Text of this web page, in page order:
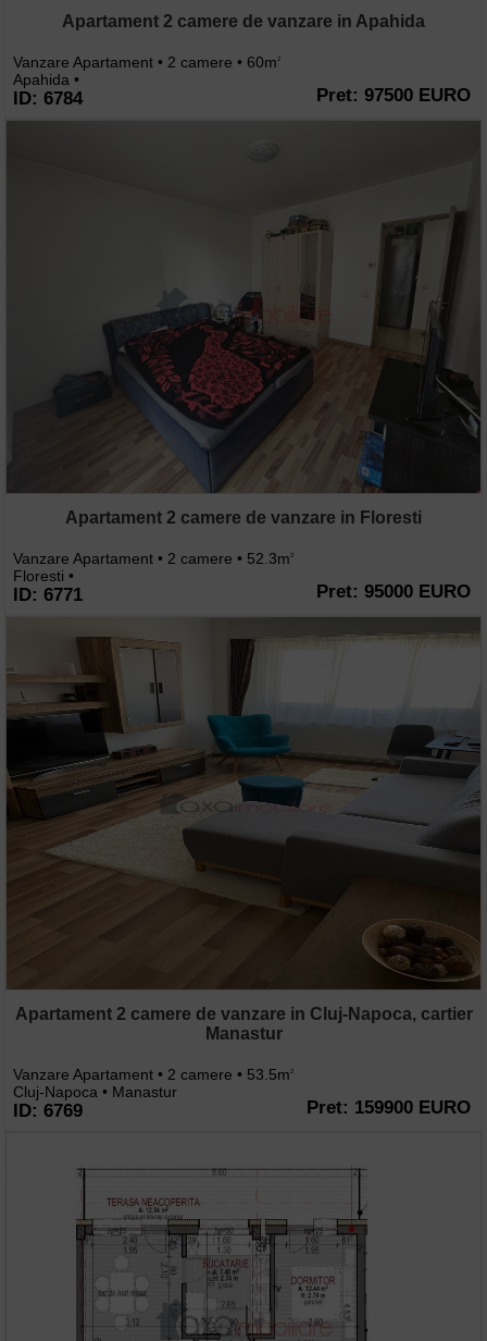
Apartament 2 camere de vanzare in Apahida
Vanzare Apartament • 2 camere • 60m2
Apahida •
ID: 6784 Pret: 97500 EURO
Apartament 2 camere de vanzare in Floresti
Vanzare Apartament • 2 camere • 52.3m2
Floresti •
ID: 6771 Pret: 95000 EURO
Apartament 2 camere de vanzare in Cluj-Napoca, cartier
Manastur
Vanzare Apartament • 2 camere • 53.5m2
Cluj-Napoca • Manastur
ID: 6769 Pret: 159900 EURO